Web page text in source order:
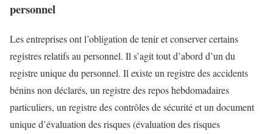
personnel
Les entreprises ont l’obligation de tenir et conserver certains
registres relatifs au personnel. Il s’agit tout d’abord d’un du
registre unique du personnel. Il existe un registre des accidents
bénins non déclarés, un registre des repos hebdomadaires
particuliers, un registre des contrôles de sécurité et un document
unique d’évaluation des risques (évaluation des risques